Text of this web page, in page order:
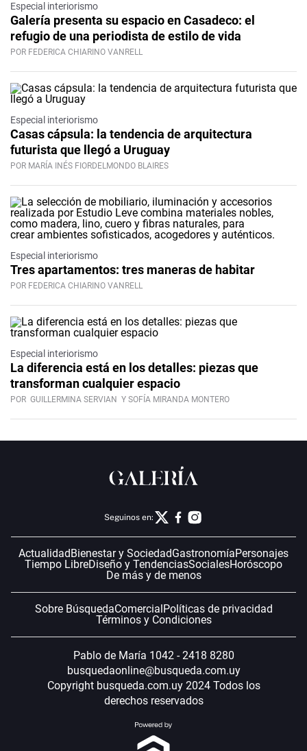
Especial interiorismo
Galería presenta su espacio en Casadeco: el
refugio de una periodista de estilo de vida
POR FEDERICA CHIARINO VANRELL
Especial interiorismo
Casas cápsula: la tendencia de arquitectura
futurista que llegó a Uruguay
POR MARÍA INÉS FIORDELMONDO BLAIRES
Especial interiorismo
Tres apartamentos: tres maneras de habitar
POR FEDERICA CHIARINO VANRELL
Especial interiorismo
La diferencia está en los detalles: piezas que
transforman cualquier espacio
POR GUILLERMINA SERVIAN Y SOFÍA MIRANDA MONTERO
Seguinos en:
Actualidad Bienestar y SociedadGastronomíaPersonajes
Tiempo LibreDiseño y TendenciasSocialesHoróscopo
De más y de menos
Sobre BúsquedaComercial Políticas de privacidad
Términos y Condiciones
Pablo de María 1042 - 2418 8280
busquedaonline@busqueda.com.uy
Copyright busqueda.com.uy 2024 Todos los
derechos reservados